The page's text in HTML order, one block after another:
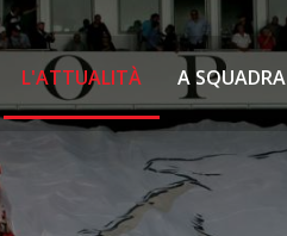
L'ATTUALITÀ A SQUADRA